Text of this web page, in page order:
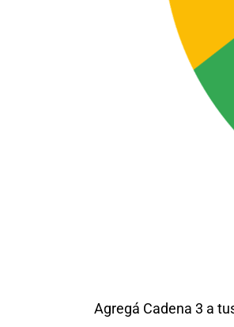
Agregá Cadena 3 a